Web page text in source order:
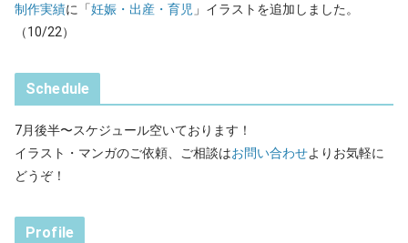
制作実績に「妊娠・出産・育児 」イラストを追加しました。
（10/22）
Schedule
7月後半〜スケジュール空いております！
イラスト・マンガのご依頼、ご相談はお問い合わせよりお気軽に
どうぞ！
Profile